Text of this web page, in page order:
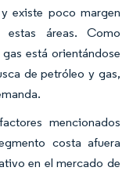
existe poco margen
estas áreas. Como
está orientándose
de petróleo y gas,
mencionados
costa afuera
en el mercado de